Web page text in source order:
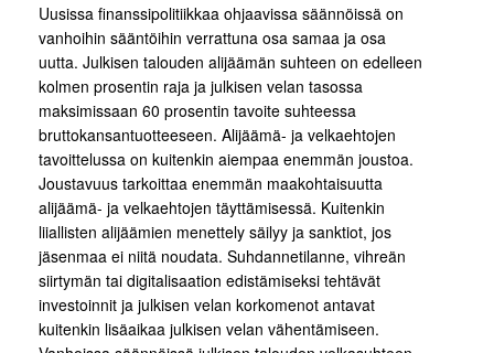
Uusissa finanssipolitiikkaa ohjaavissa säännöissä on
vanhoihin sääntöihin verrattuna osa samaa ja osa
uutta. Julkisen talouden alijäämän suhteen on edelleen
kolmen prosentin raja ja julkisen velan tasossa
maksimissaan 60 prosentin tavoite suhteessa
bruttokansantuotteeseen. Alijäämä- ja velkaehtojen
tavoittelussa on kuitenkin aiempaa enemmän joustoa.
Joustavuus tarkoittaa enemmän maakohtaisuutta
alijäämä- ja velkaehtojen täyttämisessä. Kuitenkin
liiallisten alijäämien menettely säilyy ja sanktiot, jos
jäsenmaa ei niitä noudata. Suhdannetilanne, vihreän
siirtymän tai digitalisaation edistämiseksi tehtävät
investoinnit ja julkisen velan korkomenot antavat
kuitenkin lisäaikaa julkisen velan vähentämiseen.